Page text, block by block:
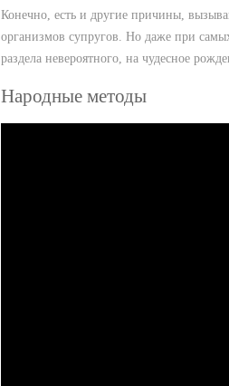
Конечно, есть и другие причины,
организмов супругов. Но даже при
раздела невероятного, на чудесное
Народные методы